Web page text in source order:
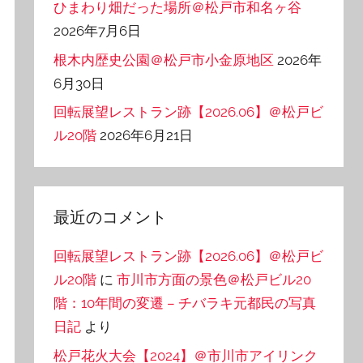
ひまわり畑だった場所＠松戸市和名ヶ谷
2026年7月6日
根木内歴史公園＠松戸市小金原地区 2026年
6月30日
回転展望レストラン跡【2026.06】＠松戸ビ
ル20階 2026年6月21日
最近のコメント
回転展望レストラン跡【2026.06】＠松戸ビ
ル20階 に市川市方面の景色＠松戸ビル20
階：10年間の変遷 – チバラキ元都民の写真
日記 より
松戸花火大会【2024】＠市川市アイリンク